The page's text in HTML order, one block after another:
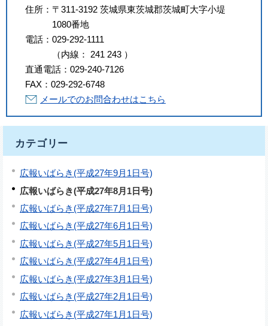
住所： 〒311-3192 茨城県東茨城郡茨城町大字小堤
1080番地
電話： 029-292-1111
（内線 ： 241 243 ）
直通電話： 029-240-7126
FAX： 029-292-6748
メールでのお問合わせはこちら
カテゴリー
広報いばらき(平成27年9月1日号)
広報いばらき(平成27年8月1日号)
広報いばらき(平成27年7月1日号)
広報いばらき(平成27年6月1日号)
広報いばらき(平成27年5月1日号)
広報いばらき(平成27年4月1日号)
広報いばらき(平成27年3月1日号)
広報いばらき(平成27年2月1日号)
広報いばらき(平成27年1月1日号)